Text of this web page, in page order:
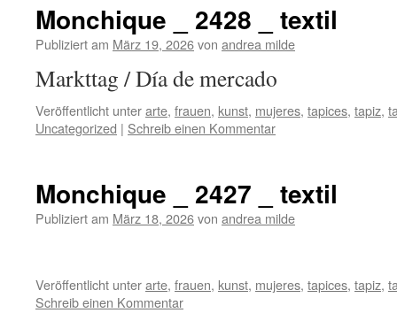
Monchique _ 2428 _ textil
Publiziert am März 19, 2026von andrea milde
Markttag / Día de
Veröffentlicht unterarte, frauen, kunst, mujeres, tapices, tapiz,
Uncategorized | Schreib einen Kommentar
Monchique _ 2427 _ textil
Publiziert am März 18, 2026von andrea milde
Veröffentlicht unterarte, frauen, kunst, mujeres, tapices, tapiz,
Schreib einen Kommentar